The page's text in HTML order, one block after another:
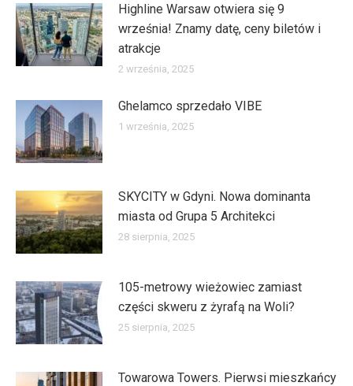
Highline Warsaw otwiera się 9
września! Znamy datę, ceny biletów i
atrakcje
2 września, 2025
Ghelamco sprzedało VIBE
1 września, 2025
SKYCITY w Gdyni. Nowa dominanta
miasta od Grupa 5 Architekci
28 sierpnia, 2025
105-metrowy wieżowiec zamiast
części skweru z żyrafą na Woli?
25 sierpnia, 2025
Towarowa Towers. Pierwsi mieszkańcy